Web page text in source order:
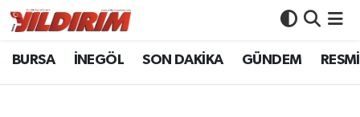
BURSA İNEGÖL SON DAKİKA GÜNDEM
BURSA
Bursa Nöbetçi Eczaneler